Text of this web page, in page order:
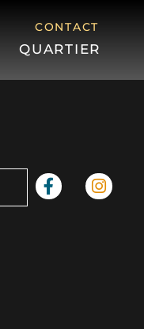
CONTACT
QUARTIER